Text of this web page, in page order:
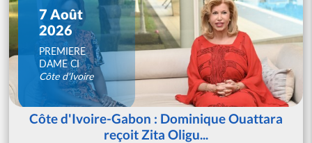
7 Août
2026
PREMIERE
DAME CI
Côte d'Ivoire
Côte d'Ivoire-Gabon : Dominique Ouattara
reçoit Zita Oligu...